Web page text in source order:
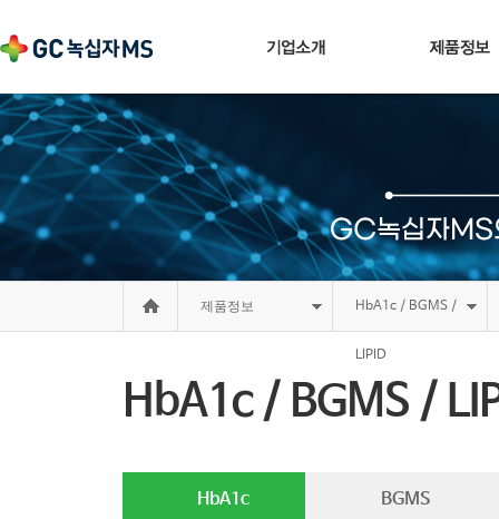
제품정보 HbA1c / BGMS /
LIPID
HbA1c / BGMS /
HbA1c BGMS